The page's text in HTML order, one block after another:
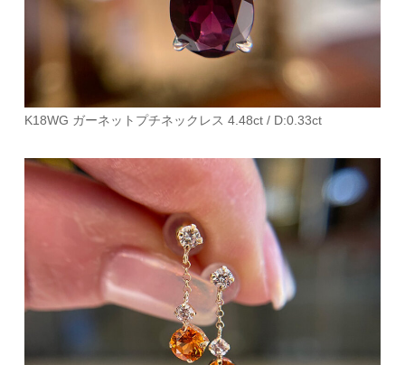
K18WG ガーネットプチネックレス 4.48ct / D:0.33ct